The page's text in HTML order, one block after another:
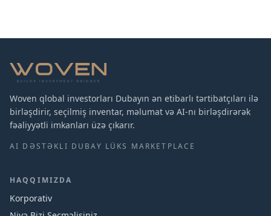
Woven qlobal investorları Dubayın ən etibarlı tərtibatçıları ilə
birləşdirir, seçilmiş inventar, məlumat və AI-nı birləşdirərək
fəaliyyətli imkanları üzə çıkarır.
AI DƏSTƏKLI DUBAY LÜKS MARKETPLACE
HAQQIMIZDA
Korporativ